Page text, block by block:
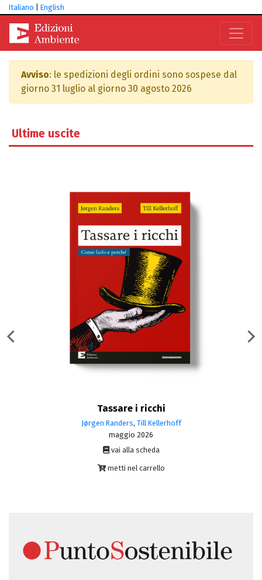
Italiano English
Avviso: le spedizioni degli ordini sono sospese dal
giorno 31 luglio al giorno 30 agosto 2026
Ultime uscite
Tassare i ricchi
Jørgen Randers, Till Kellerhoff
maggio 2026
vai alla scheda
metti nel carrello